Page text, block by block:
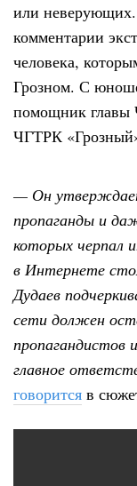
или неверующих.
комментарии
человека,
Грозном. С
помощник главы
ЧГТРК
— Он
пропаганды и
которых черпал
в Интернете
Дудаев
сети должен
пропагандистов
главное
говорится в